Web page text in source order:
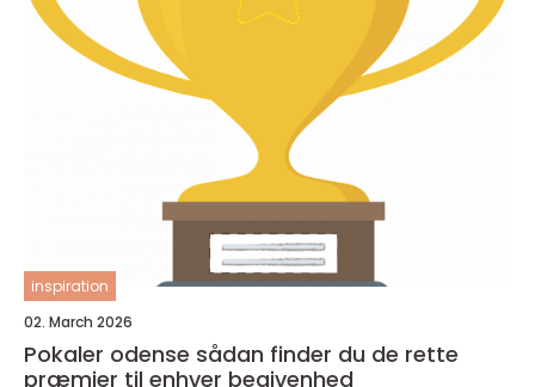
inspiration
02. March 2026
Pokaler odense sådan finder du de rette
præmier til enhver begivenhed